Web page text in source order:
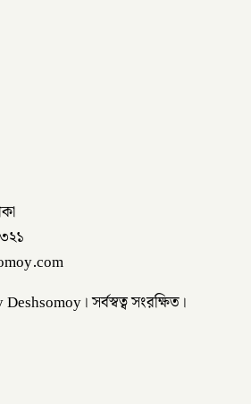
সর্বস্বত্ব সংরক্ষিত।